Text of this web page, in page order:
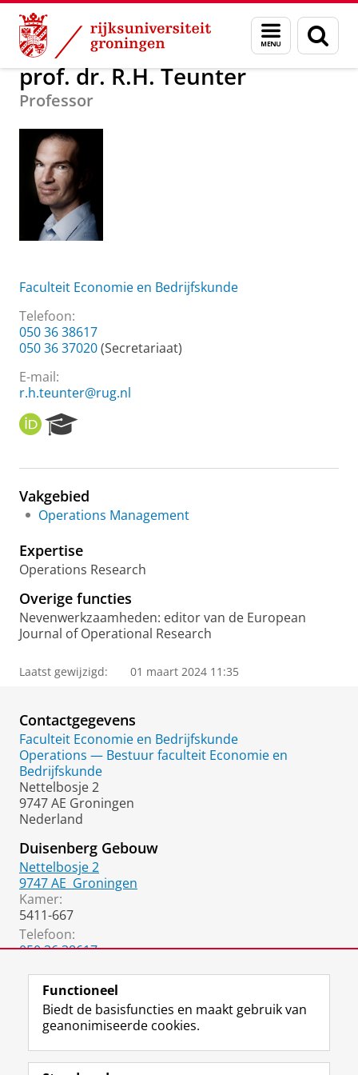
Skip
Content
Skip
Navigation
Menu
en
zoeken
Over ons prof. dr. R.H. Teunter
prof. dr. R.H. Teunter
Professor
Faculteit Economie en Bedrijfskunde
Telefoon:
050 36 38617
050 36 37020(Secretariaat)
E-mail:
r.h.teunter@rug.nl
O
R
I
e
r
c
P
o
t
a
Vakgebied
Operations Management
Expertise
Operations Research
Overige functies
Nevenwerkzaamheden: editor van de European
Journal of Operational Research
Laatst gewijzigd: 01 maart 2024 11:35
Contactgegevens
Faculteit Economie en Bedrijfskunde
Operations — Bestuur faculteit Economie en
Bedrijfskunde
Nettelbosje 2
9747 AE Groningen
Nederland
Duisenberg Gebouw
Nettelbosje 2
9747 AE Groningen
Kamer:
5411-667
Telefoon:
050 36 38617
Volg de RUG
F
a
L
i
R
S
I
n
Y
o
Functioneel
Biedt de basisfuncties en maakt gebruik van
geanonimiseerde cookies.